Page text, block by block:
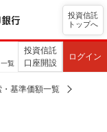
投資信託
トップへ
一覧
投資信託
口座開設
ログイン
基準価額一覧